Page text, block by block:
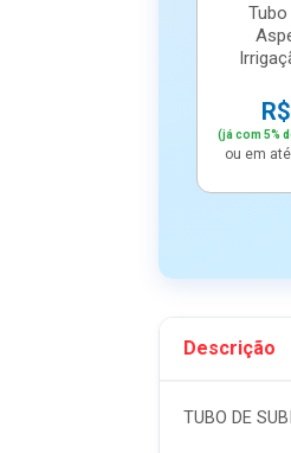
Tubo
(já com 5%
ou em
Descrição
TUBO DE